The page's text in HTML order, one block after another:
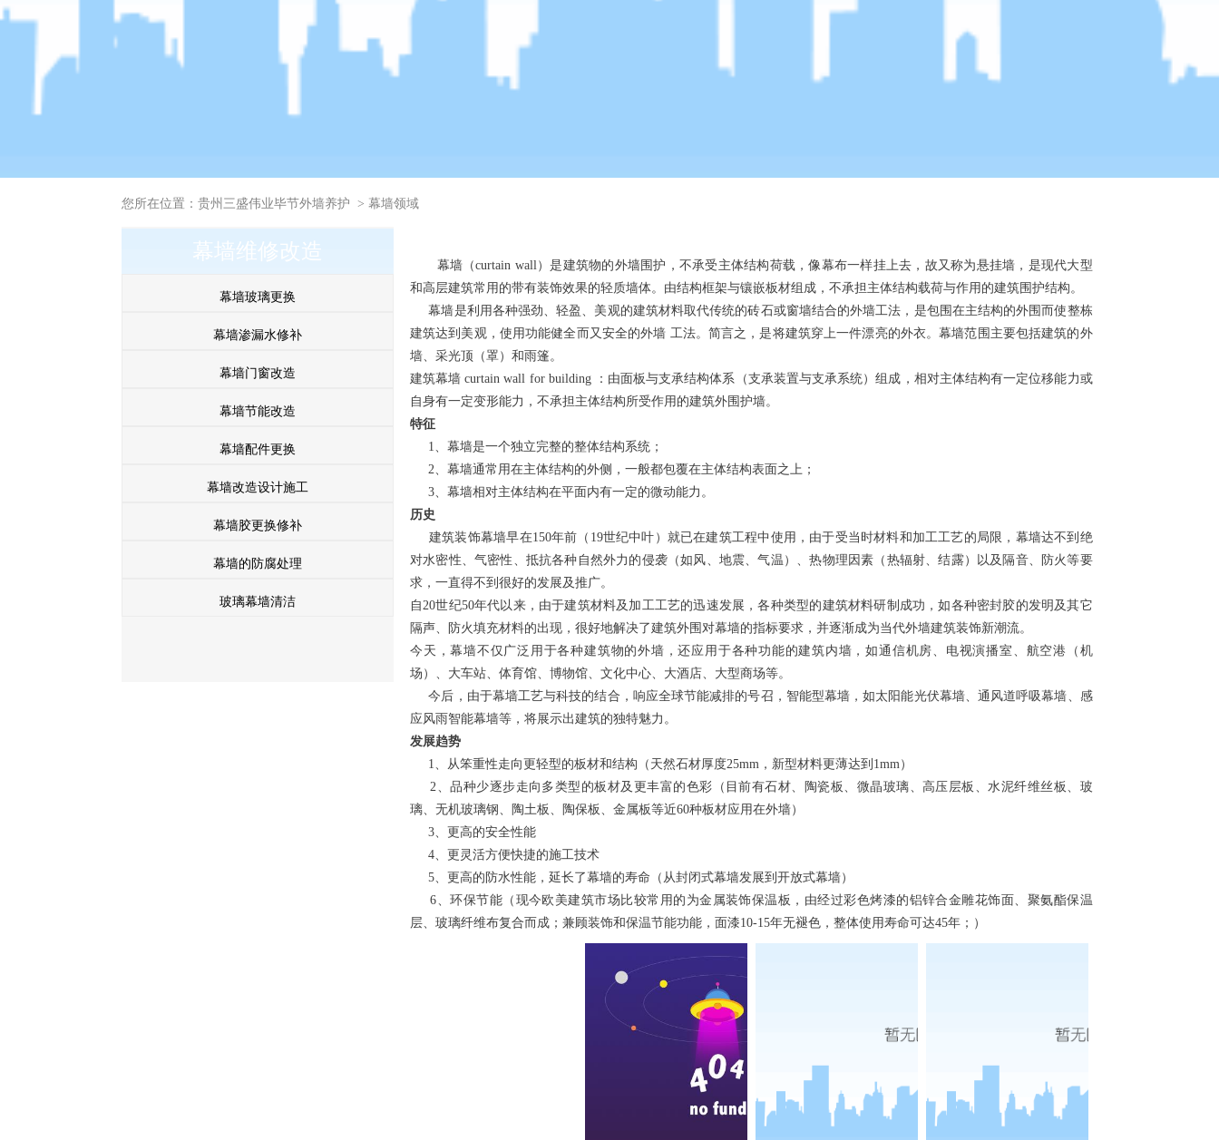
您所在位置：贵州三盛伟业毕节外墙养护 >幕墙领域
幕墙维修改造
幕墙玻璃更换
幕墙渗漏水修补
幕墙门窗改造
幕墙节能改造
幕墙配件更换
幕墙改造设计施工
幕墙胶更换修补
幕墙的防腐处理
玻璃幕墙清洁
幕墙（curtain wall）是建筑物的外墙围护，不承受主体结构荷载，像幕布一样挂上去，故又称为悬挂墙，是现代大型
和高层建筑常用的带有装饰效果的轻质墙体。由结构框架与镶嵌板材组成，不承担主体结构载荷与作用的建筑围护结构。
幕墙是利用各种强劲、轻盈、美观的建筑材料取代传统的砖石或窗墙结合的外墙工法，是包围在主结构的外围而使整栋
建筑达到美观，使用功能健全而又安全的外墙 工法。简言之，是将建筑穿上一件漂亮的外衣。幕墙范围主要包括建筑的外
墙、采光顶（罩）和雨篷。
建筑幕墙 curtain wall for building ：由面板与支承结构体系（支承装置与支承系统）组成，相对主体结构有一定位移能力或
自身有一定变形能力，不承担主体结构所受作用的建筑外围护墙。
特征
1、幕墙是一个独立完整的整体结构系统；
2、幕墙通常用在主体结构的外侧，一般都包覆在主体结构表面之上；
3、幕墙相对主体结构在平面内有一定的微动能力。
历史
建筑装饰幕墙早在150年前（19世纪中叶）就已在建筑工程中使用，由于受当时材料和加工工艺的局限，幕墙达不到绝
对水密性、气密性、抵抗各种自然外力的侵袭（如风、地震、气温）、热物理因素（热辐射、结露）以及隔音、防火等要
求，一直得不到很好的发展及推广。
自20世纪50年代以来，由于建筑材料及加工工艺的迅速发展，各种类型的建筑材料研制成功，如各种密封胶的发明及其它
隔声、防火填充材料的出现，很好地解决了建筑外围对幕墙的指标要求，并逐渐成为当代外墙建筑装饰新潮流。
今天，幕墙不仅广泛用于各种建筑物的外墙，还应用于各种功能的建筑内墙，如通信机房、电视演播室、航空港（机
场）、大车站、体育馆、博物馆、文化中心、大酒店、大型商场等。
今后，由于幕墙工艺与科技的结合，响应全球节能减排的号召，智能型幕墙，如太阳能光伏幕墙、通风道呼吸幕墙、感
应风雨智能幕墙等，将展示出建筑的独特魅力。
发展趋势
1、从笨重性走向更轻型的板材和结构（天然石材厚度25mm，新型材料更薄达到1mm）
2、品种少逐步走向多类型的板材及更丰富的色彩（目前有石材、陶瓷板、微晶玻璃、高压层板、水泥纤维丝板、玻
璃、无机玻璃钢、陶土板、陶保板、金属板等近60种板材应用在外墙）
3、更高的安全性能
4、更灵活方便快捷的施工技术
5、更高的防水性能，延长了幕墙的寿命（从封闭式幕墙发展到开放式幕墙）
6、环保节能（现今欧美建筑市场比较常用的为金属装饰保温板，由经过彩色烤漆的铝锌合金雕花饰面、聚氨酯保温
层、玻璃纤维布复合而成；兼顾装饰和保温节能功能，面漆10-15年无褪色，整体使用寿命可达45年；）